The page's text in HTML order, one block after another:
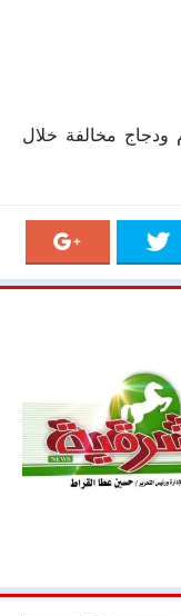
954 كجم لحوم ودجاج مخالفة خلال